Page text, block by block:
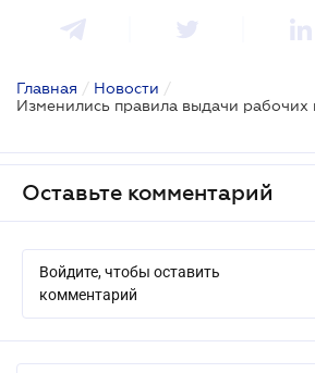
Главная / Новости /
Оставьте комментарий
Войдите, чтобы оставить
комментарий